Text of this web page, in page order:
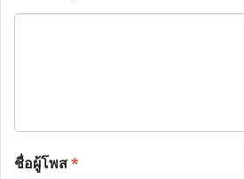
ชื่อผู้โพส*